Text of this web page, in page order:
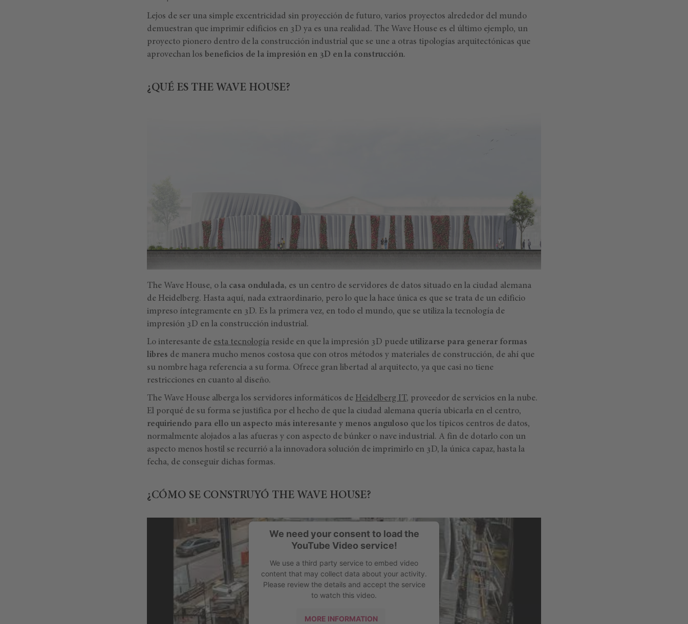
Lejos de ser una simple excentricidad sin proyección de futuro, varios proyectos alrededor del mundo
demuestran que imprimir edificios en 3D ya es una realidad. The Wave House es el último ejemplo, un
proyecto pionero dentro de la construcción industrial que se une a otras tipologías arquitectónicas que
aprovechan los beneficios de la impresión en 3D en la construcción.
¿QUÉ ES THE WAVE HOUSE?
The Wave House, o la casa ondulada, es un centro de servidores de datos situado en la ciudad alemana
de Heidelberg. Hasta aquí, nada extraordinario, pero lo que la hace única es que se trata de un edificio
impreso íntegramente en 3D. Es la primera vez, en todo el mundo, que se utiliza la tecnología de
impresión 3D en la construcción industrial.
Lo interesante de esta tecnología reside en que la impresión 3D puede utilizarse para generar formas
libres de manera mucho menos costosa que con otros métodos y materiales de construcción, de ahí que
su nombre haga referencia a su forma. Ofrece gran libertad al arquitecto, ya que casi no tiene
restricciones en cuanto al diseño.
The Wave House alberga los servidores informáticos de Heidelberg IT, proveedor de servicios en la nube.
El porqué de su forma se justifica por el hecho de que la ciudad alemana quería ubicarla en el centro,
requiriendo para ello un aspecto más interesante y menos anguloso que los típicos centros de datos,
normalmente alojados a las afueras y con aspecto de búnker o nave industrial. A fin de dotarlo con un
aspecto menos hostil se recurrió a la innovadora solución de imprimirlo en 3D, la única capaz, hasta la
fecha, de conseguir dichas formas.
¿CÓMO SE CONSTRUYÓ THE WAVE HOUSE?
We need your consent to load the
YouTube Video service!
We use a third party service to embed video
content that may collect data about your activity.
Please review the details and accept the service
to watch this video.
MORE INFORMATION